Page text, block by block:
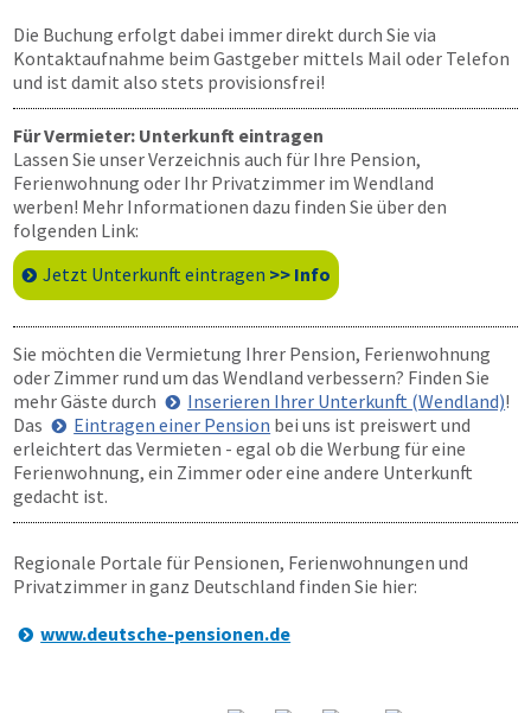
Die Buchung erfolgt dabei immer direkt durch Sie via
Kontaktaufnahme beim Gastgeber mittels Mail oder Telefon
und ist damit also stets provisionsfrei!
Für Vermieter: Unterkunft eintragen
Lassen Sie unser Verzeichnis auch für Ihre Pension,
Ferienwohnung oder Ihr Privatzimmer im Wendland
werben! Mehr Informationen dazu finden Sie über den
folgenden Link:
Jetzt Unterkunft eintragen >> Info
Sie möchten die Vermietung Ihrer Pension, Ferienwohnung
oder Zimmer rund um das Wendland verbessern? Finden Sie
mehr Gäste durch
Inserieren Ihrer Unterkunft (Wendland)!
Das
Eintragen einer Pension bei uns ist preiswert und
erleichtert das Vermieten - egal ob die Werbung für eine
Ferienwohnung, ein Zimmer oder eine andere Unterkunft
gedacht ist.
Regionale Portale für Pensionen, Ferienwohnungen und
Privatzimmer in ganz Deutschland finden Sie hier:
www.deutsche-pensionen.de